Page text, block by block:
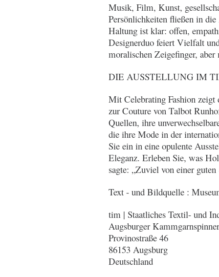
Musik, Film, Kunst,
Persönlichkeiten fließen in
Haltung ist klar: offen,
Designerduo feiert Vielfalt
moralischen Zeigefinger,
DIE AUSSTELLUNG IM
Mit Celebrating Fashion zeigt
zur Couture von Talbot
Quellen, ihre
die ihre Mode in der
Sie ein in eine opulente
Eleganz. Erleben Sie, was
sagte: „Zuviel von einer
Text - und Bildquelle :
tim | Staatliches Textil- und
Augsburger
Provinostraße 46
86153 Augsburg
Deutschland